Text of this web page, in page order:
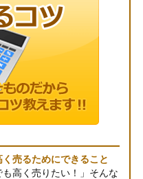
売るためにできること
高く売りたい！」そんな